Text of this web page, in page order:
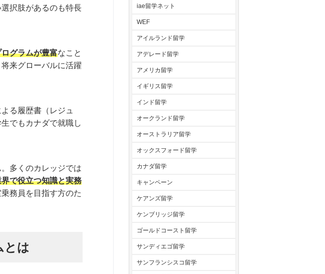
択肢があるのも特長
グラムが豊富なこと
来グローバルに活躍
る履歴書（レジュ
でもカナダで就職し
多くのカレッジでは
で役立つ知識と実務
務員を目指す方のた
とは
iae留学ネット
WEF
アイルランド留学
アデレード留学
アメリカ留学
イギリス留学
インド留学
オークランド留学
オーストラリア留学
オックスフォード留学
カナダ留学
キャンペーン
ケアンズ留学
ケンブリッジ留学
ゴールドコースト留学
サンディエゴ留学
サンフランシスコ留学